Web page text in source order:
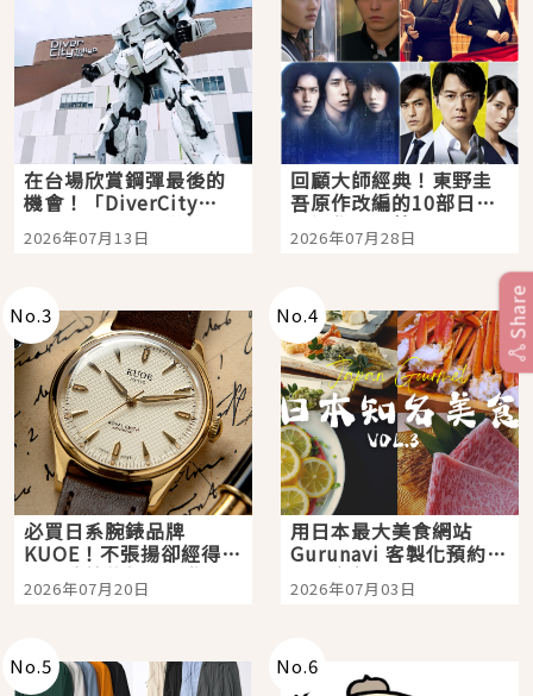
在台場欣賞鋼彈最後的
機會！「DiverCity
Tokyo Plaza」搭船、
購物、美食及夜景，一
2026年07月13日
回顧大師經典！東野圭
吾原作改編的10部日本
影視作品推薦
2026年07月28日
No.3
必買日系腕錶品牌
KUOE！不張揚卻經得起
時間洗鍊的經典之作五
選
2026年07月20日
No.4
用日本最大美食網站
Gurunavi 客製化預約九
大都市餐廳，打造專屬
美食體驗！
2026年07月03日
No.5 No.6
Share